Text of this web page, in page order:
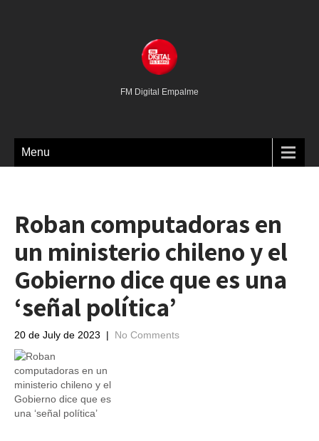
FM Digital Empalme
Menu
Roban computadoras en
un ministerio chileno y el
Gobierno dice que es una
‘señal política’
20 de July de 2023 | No Comments